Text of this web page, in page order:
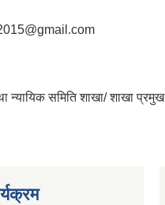
न्यायिक समिति शाखा/ शाखा प्रमुख